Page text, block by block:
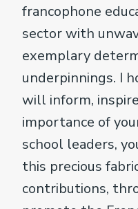
francophone
sector with
exemplary
underpinnings. I
will inform,
importance of
school leaders,
this precious
contributions,